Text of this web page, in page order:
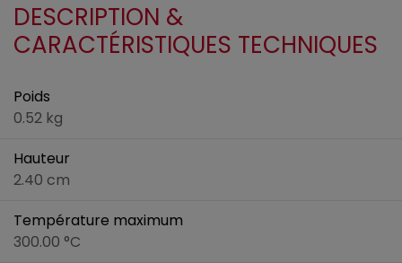
DESCRIPTION &
CARACTÉRISTIQUES TECHNIQUES
Poids
0.52 kg
Hauteur
2.40 cm
Température maximum
300.00 °C